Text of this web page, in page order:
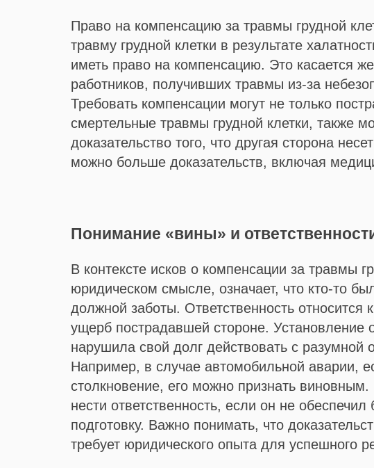
Право на компенсацию за травмы грудной
травму грудной клетки в результате
иметь право на компенсацию. Это касается
работников, получивших травмы из-за
Требовать компенсации могут не только
смертельные травмы грудной клетки, также
доказательство того, что другая сторона
можно больше доказательств, включая
Понимание «вины» и
В контексте исков о компенсации за травмы
юридическом смысле, означает, что кто-то
должной заботы. Ответственность относится
ущерб пострадавшей стороне. Установление
нарушила свой долг действовать с
Например, в случае автомобильной аварии,
столкновение, его можно признать
нести ответственность, если он не
подготовку. Важно понимать, что
требует юридического опыта для успешного